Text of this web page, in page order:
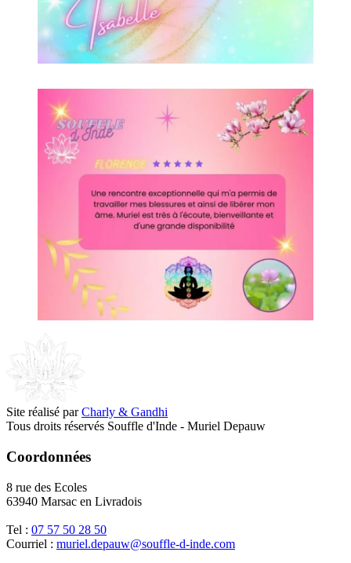
Site réalisé parCharly & Gandhi
Tous droits réservés Souffle d'Inde - Muriel Depauw
Coordonnées
8 rue des Ecoles
63940 Marsac en Livradois
Tel : 07 57 50 28 50
Courriel : muriel.depauw@souffle-d-inde.com